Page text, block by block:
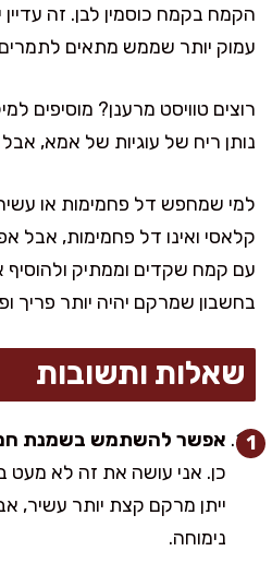
הקמח בקמח כוסמין לבן. זה עדיין
עמוק יותר שממש מתאים
רוצים טוויסט מרענן? מוסיפים
נותן ריח של עוגיות של אמא, אבל
למי שמחפש דל פחמימות או
קלאסי ואינו דל פחמימות, אבל
עם קמח שקדים וממתיק ולהוסיף
בחשבון שמרקם יהיה יותר פריך
שאלות ותשובות
אפשר להשתמש בשמנת חמוצה
נימוחה.